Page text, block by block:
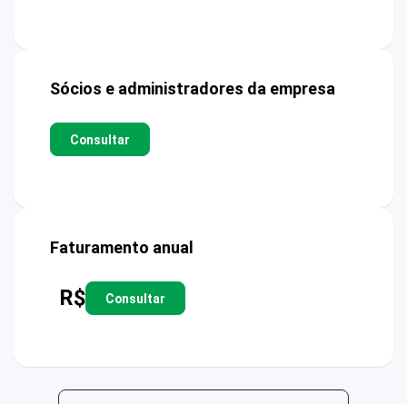
Sócios e administradores da empresa
Consultar
Faturamento anual
R$ Consultar